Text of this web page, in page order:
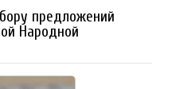
предложений
Народной